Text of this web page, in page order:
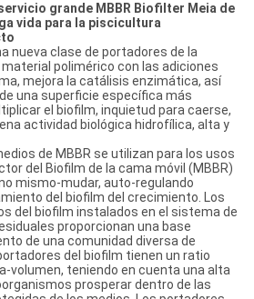
grande MBBR Biofilter Meia de
vida para la piscicultura
nueva clase de portadores de la
polimérico con las adiciones
mejora la catálisis enzimática, así
una superficie específica más
el biofilm, inquietud para caerse,
actividad biológica hidrofílica, alta y
de MBBR se utilizan para los usos
del Biofilm de la cama móvil (MBBR)
mismo-mudar, auto-regulando
del biofilm del crecimiento. Los
del biofilm instalados en el sistema de
proporcionan una base
de una comunidad diversa de
del biofilm tienen un ratio
volumen, teniendo en cuenta una alta
prosperar dentro de las